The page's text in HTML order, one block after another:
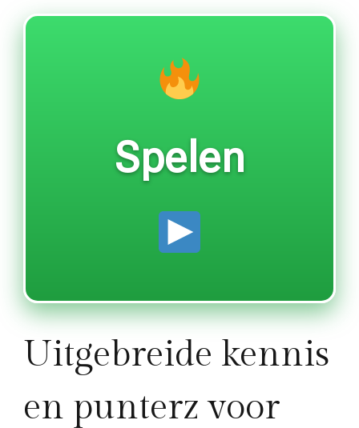
Spelen
Uitgebreide kennis
en punterz voor